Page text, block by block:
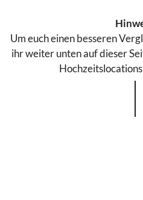
Um euch einen besseren
ihr weiter unten auf dieser